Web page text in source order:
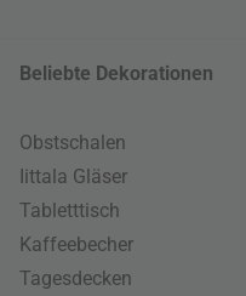
Beliebte Dekorationen
Obstschalen
Iittala Gläser
Tabletttisch
Kaffeebecher
Tagesdecken